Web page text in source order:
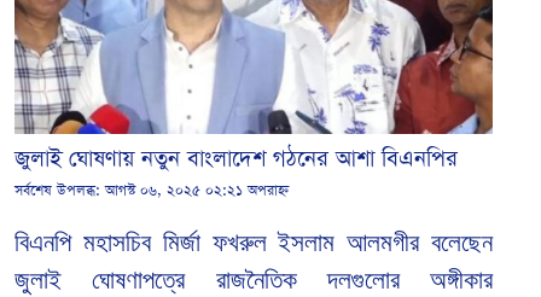
জুলাই ঘোষণায় নতুন বাংলাদেশ গঠনের আশা বিএনপির
সর্বশেষ উপলব্ধ:আগস্ট ০৬, ২০২৫ ০২:২১ অপরাহ্ন
বিএনপি মহাসচিব মির্জা ফখরুল ইসলাম আলমগীর বলেছেন
জুলাই ঘোষণাপত্রে রাজনৈতিক দলগুলোর অঙ্গীকার